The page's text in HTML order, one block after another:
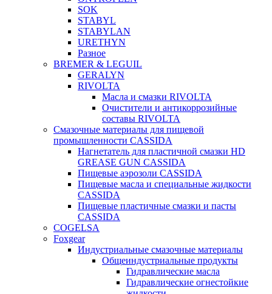
SOK
STABYL
STABYLAN
URETHYN
Разное
BREMER & LEGUIL
GERALYN
RIVOLTA
Масла и смазки RIVOLTA
Очистители и антикоррозийные
составы RIVOLTA
Смазочные материалы для пищевой
промышленности CASSIDA
Нагнетатель для пластичной смазки HD
GREASE GUN CASSIDA
Пищевые аэрозоли CASSIDA
Пищевые масла и специальные жидкости
CASSIDA
Пищевые пластичные смазки и пасты
CASSIDA
COGELSA
Foxgear
Индустриальные смазочные материалы
Общеиндустриальные продукты
Гидравлические масла
Гидравлические огнестойкие